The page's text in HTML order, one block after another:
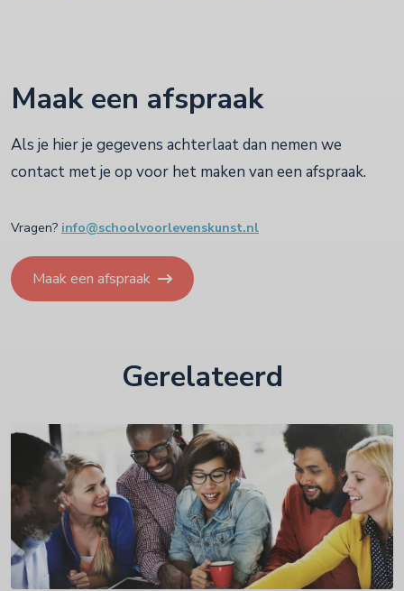
Maak een afspraak
Als je hier je gegevens achterlaat dan nemen we
contact met je op voor het maken van een afspraak.
Vragen? info@schoolvoorlevenskunst.nl
Maak een afspraak
Gerelateerd